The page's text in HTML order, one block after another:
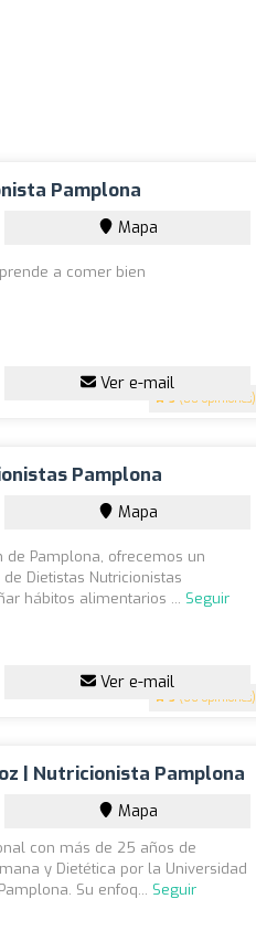
Pamplona
5 (80 opiniones)
Mapa
a comer bien
Ver e-mail
Pamplona
5 (66 opiniones)
Mapa
de Pamplona, ofrecemos un
Dietistas Nutricionistas
hábitos alimentarios ... Seguir
Ver e-mail
| Nutricionista Pamplona
Mapa
con más de 25 años de
y Dietética por la Universidad
Su enfoq... Seguir